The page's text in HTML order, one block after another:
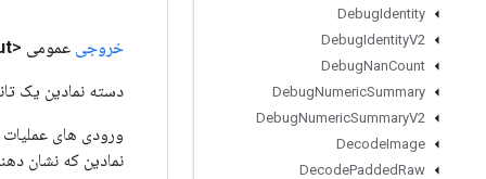
DebugIdentity
DebugIdentityV2
DebugNanCount
DebugNumericSummary
DebugNumericSummaryV2
DecodeImage
DecodePaddedRaw
خروجی عمومی <T>
دسته نمادین یک
نمادین که نشان